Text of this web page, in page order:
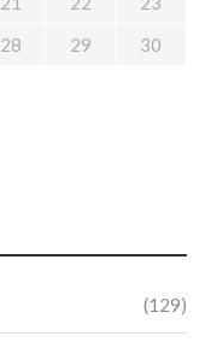
(129)
28 29
30